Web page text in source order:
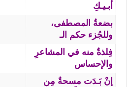
أبـيـكِ
بضعةُ المصطفى،
وللجُزء حكم الـ
فِلذةٌ منه في المشاعرِ
والإحساس
إنْ بَـدَت مسحةٌ مِن